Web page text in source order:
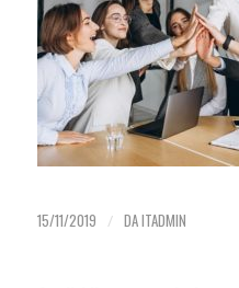
15/11/2019 / DAITADMIN